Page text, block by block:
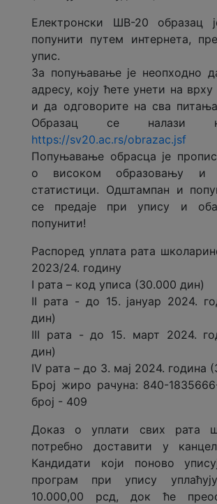
Електронски ШВ-20 образац
попунити путем интернета,
упис.
За попуњавање је неопходно
адресу, коју ћете унети на
и да одговорите на сва
Образац се налази
https://sv20.ac.rs/obrazac.jsf
Попуњавање обрасца је
о високом образовању и
статистици. Одштампан и
се предаје при упису и
попунити!
Распоред уплата рата
2023/24. годину
I рата – код уписа (30.000 дин)
II рата - до 15. јануар 2024.
дин)
III рата - до 15. март 2024.
дин)
IV рата – до 3. мај 2024. година
Број жиро рачуна: 840-
број - 409
Доказ о уплати свих рата
потребно доставити у
Кандидати који поново
програм при упису
10.000,00 рсд, док ће